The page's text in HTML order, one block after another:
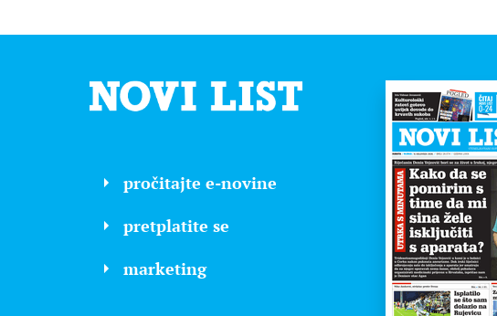
pročitajte e-novine
pretplatite se
marketing